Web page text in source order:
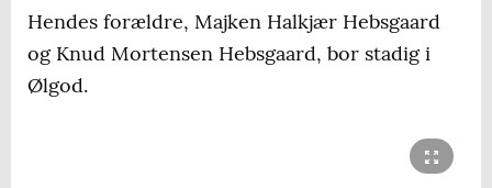
Hendes forældre, Majken Halkjær Hebsgaard
og Knud Mortensen Hebsgaard, bor stadig i
Ølgod.